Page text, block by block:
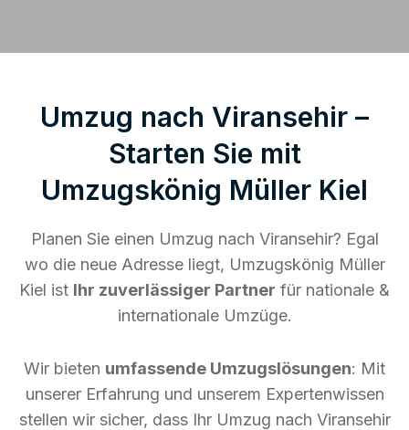
Umzug nach Viransehir –
Starten Sie mit
Umzugskönig Müller Kiel
Planen Sie einen Umzug nach Viransehir? Egal
wo die neue Adresse liegt, Umzugskönig Müller
Kiel ist Ihr zuverlässiger Partner für nationale &
internationale Umzüge.
Wir bieten umfassende Umzugslösungen: Mit
unserer Erfahrung und unserem Expertenwissen
stellen wir sicher, dass Ihr Umzug nach Viransehir